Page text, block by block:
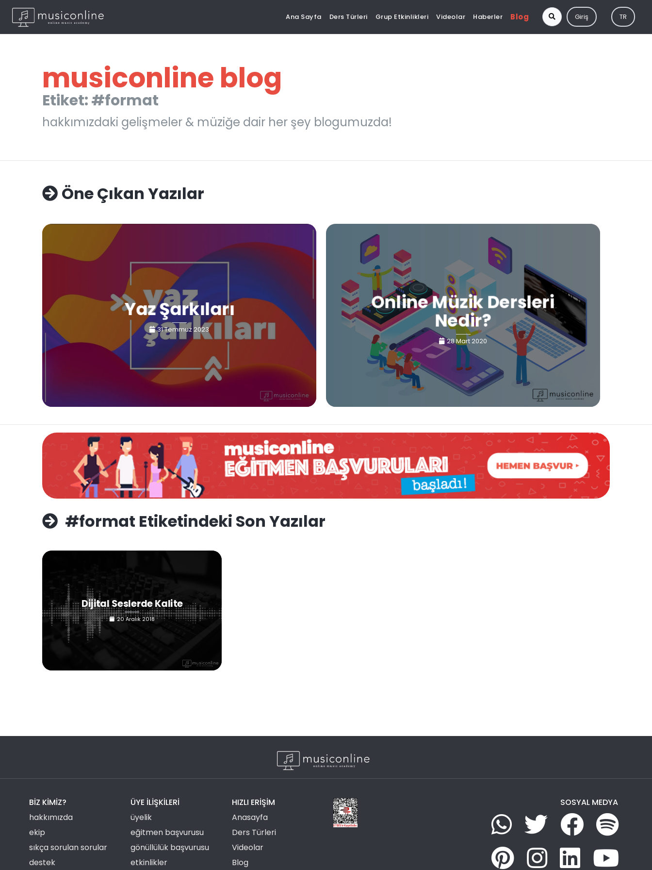
Ana Sayfa Ders Türleri Grup Etkinlikleri Videolar Haberler Blog Giriş TR
musiconline blog
Etiket: #format
hakkımızdaki gelişmeler & müziğe dair her şey blogumuzda!
Öne Çıkan Yazılar
Yaz Şarkıları
31 Temmuz 2023
Online Müzik Dersleri
Nedir?
28 Mart 2020
#format Etiketindeki Son Yazılar
Dijital Seslerde Kalite
20 Aralık 2018
BIZ KIMIZ?
hakkımızda
ekip
sıkça sorulan sorular
destek
ÜYE ILIŞKILERI
üyelik
eğitmen başvurusu
gönüllülük başvurusu
etkinlikler
HIZLI ERIŞIM
Anasayfa
Ders Türleri
Videolar
Blog
SOSYAL MEDYA